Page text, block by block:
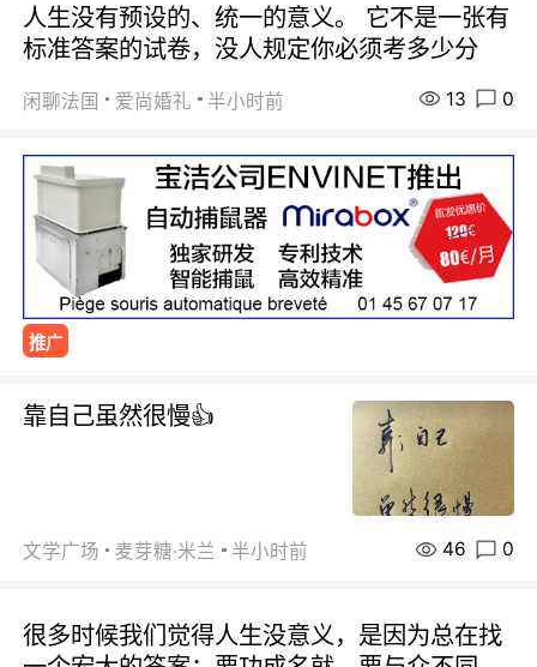
人生没有预设的、统一的意义。 它不是一张有
标准答案的试卷，没人规定你必须考多少分
闲聊法国 爱尚婚礼 半小时前 13 0
推广
靠自己虽然很慢👍
文学广场 麦芽糖·米兰 半小时前 46 0
很多时候我们觉得人生没意义，是因为总在找